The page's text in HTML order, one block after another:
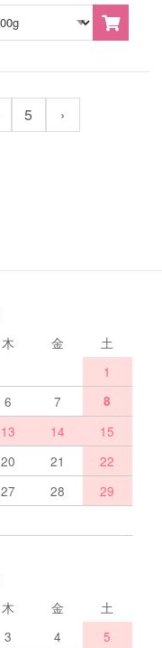
5 ›
木 金
土
1
6 7 8
13 14
15
20 21
22
27 28
29
木 金
土
3 4
5